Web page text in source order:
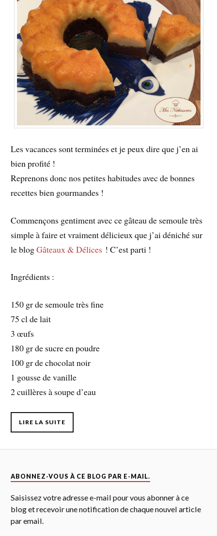
Les vacances sont terminées et je peux dire que j’en ai
bien profité !
Reprenons donc nos petites habitudes avec de bonnes
recettes bien gourmandes !
Commençons gentiment avec ce gâteau de semoule très
simple à faire et vraiment délicieux que j’ai déniché sur
le blogGâteaux & Délices ! C’est parti !
Ingrédients :
150 gr de semoule très fine
75 cl de lait
3 œufs
180 gr de sucre en poudre
100 gr de chocolat noir
1 gousse de vanille
2 cuillères à soupe d’eau
LIRE LA SUITE
ABONNEZ-VOUS À CE BLOG PAR E-MAIL.
Saisissez votre adresse e-mail pour vous abonner à ce
blog et recevoir une notification de chaque nouvel article
par email.